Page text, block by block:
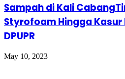
Sampah di Kali
Styrofoam Hingga
DPUPR
May 10, 2023